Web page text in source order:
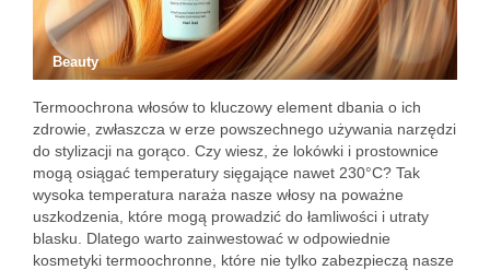
Beauty
Termoochrona włosów to kluczowy element dbania o ich
zdrowie, zwłaszcza w erze powszechnego używania narzędzi
do stylizacji na gorąco. Czy wiesz, że lokówki i prostownice
mogą osiągać temperatury sięgające nawet 230°C? Tak
wysoka temperatura naraża nasze włosy na poważne
uszkodzenia, które mogą prowadzić do łamliwości i utraty
blasku. Dlatego warto zainwestować w odpowiednie
kosmetyki termoochronne, które nie tylko zabezpieczą nasze